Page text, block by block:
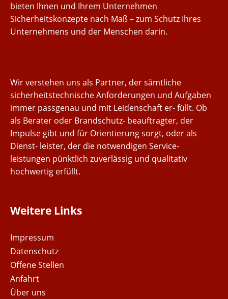
bieten Ihnen und Ihrem Unternehmen
Sicherheitskonzepte nach Maß – zum Schutz Ihres
Unternehmens und der Menschen darin.
Wir verstehen uns als Partner, der sämtliche
sicherheitstechnische Anforderungen und Aufgaben
immer passgenau und mit Leidenschaft er- füllt. Ob
als Berater oder Brandschutz- beauftragter, der
Impulse gibt und für Orientierung sorgt, oder als
Dienst- leister, der die notwendigen Service-
leistungen pünktlich zuverlässig und qualitativ
hochwertig erfüllt.
Weitere Links
Impressum
Datenschutz
Offene Stellen
Anfahrt
Über uns